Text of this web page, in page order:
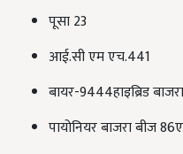
पूसा 23
आई.सी एम एच.441
बायर-9444हाइब्रिड बाजरा
पायोनियर बाजरा बीज